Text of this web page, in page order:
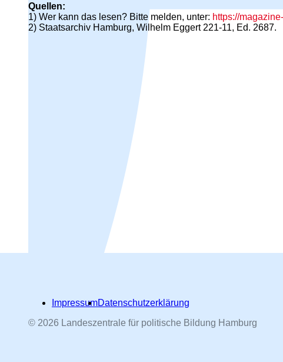
Quellen:
1) Wer kann das lesen? Bitte melden, unter: https://
2) Staatsarchiv Hamburg, Wilhelm Eggert 221-11, Ed. 2687.
ImpressumDatenschutzerklärung
© 2026 Landeszentrale für politische Bildung Hamburg